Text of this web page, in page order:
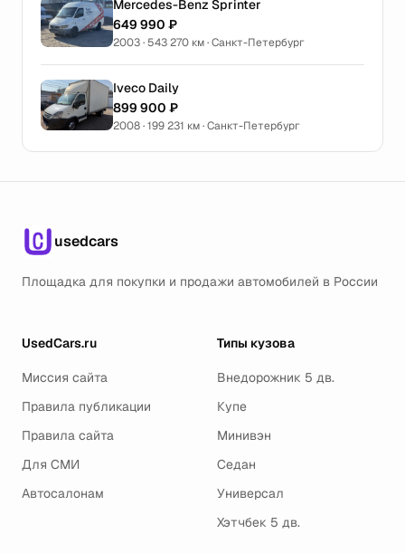
Mercedes-Benz Sprinter
649 990 ₽
2003 · 543 270 км · Санкт-Петербург
Iveco Daily
899 900 ₽
2008 · 199 231 км · Санкт-Петербург
usedcars
Площадка для покупки и продажи автомобилей в России
UsedCars.ru
Миссия сайта
Правила публикации
Правила сайта
Для СМИ
Автосалонам
Типы кузова
Внедорожник 5 дв.
Купе
Минивэн
Седан
Универсал
Хэтчбек 5 дв.